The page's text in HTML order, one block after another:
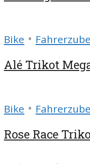
Bike •
Alé Trikot
Bike •
Rose Race